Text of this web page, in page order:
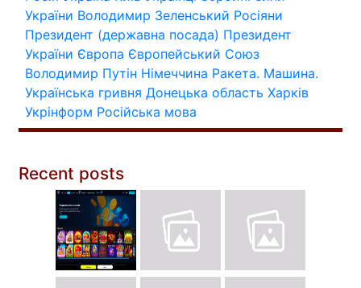
України Володимир Зеленський Росіяни
Президент (державна посада) Президент
України Європа Європейський Союз
Володимир Путін Німеччина Ракета. Машина.
Українська гривня Донецька область Харків
Укрінформ Російська мова
Recent posts